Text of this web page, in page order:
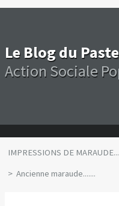
Le Blog du
Action Sociale
IMPRESSIONS DE MARAUDE...
Ancienne maraude.......